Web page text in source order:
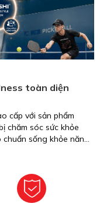
toàn diện
cấp với sản phẩm
chăm sóc sức khỏe
sống khỏe năng